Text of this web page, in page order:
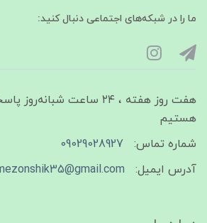
ما را در شبکه‌های اجتماعی دنبال کنید:
هفت روز هفته ، ۲۴ ساعت
هستیم
شماره تماس:
09029028927
آدرس ایمیل: